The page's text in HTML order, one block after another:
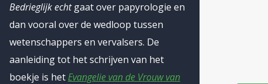
Bedrieglijk echtgaat over papyrologie en
dan vooral over de wedloop tussen
wetenschappers en vervalsers. De
aanleiding tot het schrijven van het
boekje is hetEvangelie van de Vrouw van